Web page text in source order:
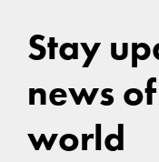
Stay
news
world